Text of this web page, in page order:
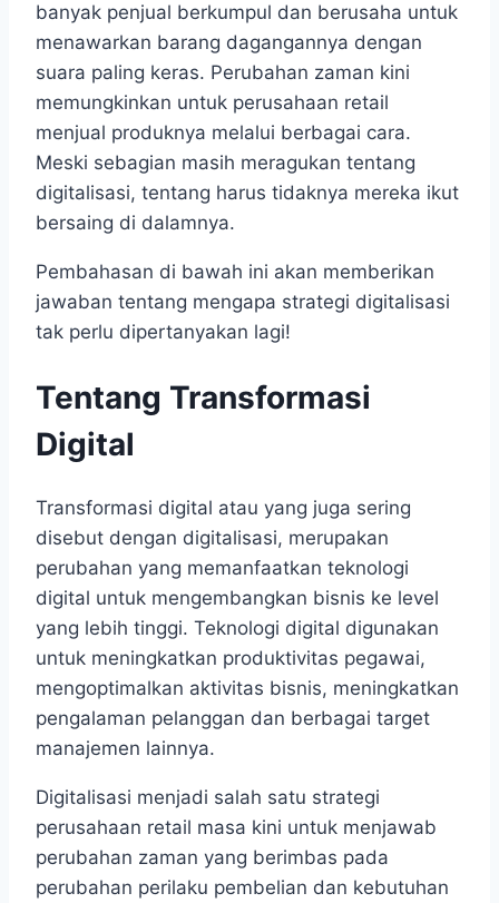
banyak penjual berkumpul dan berusaha untuk
menawarkan barang dagangannya dengan
suara paling keras. Perubahan zaman kini
memungkinkan untuk perusahaan retail
menjual produknya melalui berbagai cara.
Meski sebagian masih meragukan tentang
digitalisasi, tentang harus tidaknya mereka ikut
bersaing di dalamnya.
Pembahasan di bawah ini akan memberikan
jawaban tentang mengapa strategi digitalisasi
tak perlu dipertanyakan lagi!
Tentang Transformasi
Digital
Transformasi digital atau yang juga sering
disebut dengan digitalisasi, merupakan
perubahan yang memanfaatkan teknologi
digital untuk mengembangkan bisnis ke level
yang lebih tinggi. Teknologi digital digunakan
untuk meningkatkan produktivitas pegawai,
mengoptimalkan aktivitas bisnis, meningkatkan
pengalaman pelanggan dan berbagai target
manajemen lainnya.
Digitalisasi menjadi salah satu strategi
perusahaan retail masa kini untuk menjawab
perubahan zaman yang berimbas pada
perubahan perilaku pembelian dan kebutuhan